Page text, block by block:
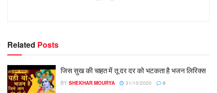
Related Posts
जिस सुख की चाहत में तू दर दर को भटकता है भजन लिरिक्स
BY SHEKHAR MOURYA 31/10/2020 0